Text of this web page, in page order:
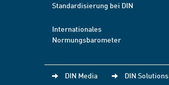
Standardisierung bei DIN
Internationales
Normungsbarometer
DIN Media DIN Solutions